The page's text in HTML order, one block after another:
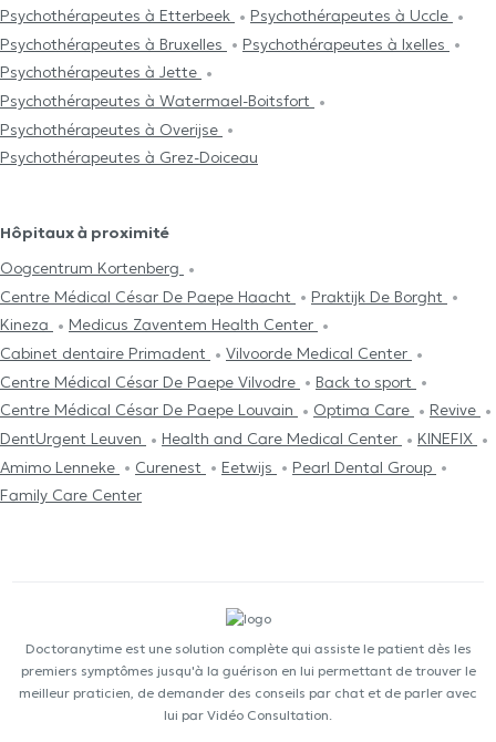
Psychothérapeutes à Etterbeek
Psychothérapeutes à Uccle
Psychothérapeutes à Bruxelles
Psychothérapeutes à Ixelles
Psychothérapeutes à Jette
Psychothérapeutes à Watermael-Boitsfort
Psychothérapeutes à Overijse
Psychothérapeutes à Grez-Doiceau
Hôpitaux à proximité
Oogcentrum Kortenberg
Centre Médical César De Paepe Haacht
Praktijk De Borght
Kineza
Medicus Zaventem Health Center
Cabinet dentaire Primadent
Vilvoorde Medical Center
Centre Médical César De Paepe Vilvodre
Back to sport
Centre Médical César De Paepe Louvain
Optima Care
Revive
DentUrgent Leuven
Health and Care Medical Center
KINEFIX
Amimo Lenneke
Curenest Eetwijs
Pearl Dental Group
Family Care Center
Doctoranytime est une solution complète qui assiste le patient dès les
premiers symptômes jusqu'à la guérison en lui permettant de trouver le
meilleur praticien, de demander des conseils par chat et de parler avec
lui par Vidéo Consultation.